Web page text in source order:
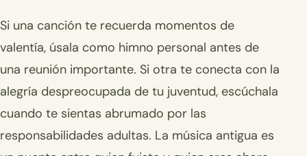
Si una canción te recuerda momentos de
valentía, úsala como himno personal antes de
una reunión importante. Si otra te conecta con la
alegría despreocupada de tu juventud, escúchala
cuando te sientas abrumado por las
responsabilidades adultas. La música antigua es